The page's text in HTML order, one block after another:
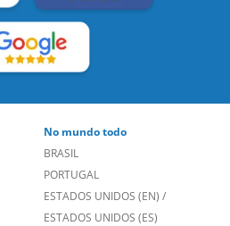
PORTUGAL
ESTADOS UNIDOS (EN)
ESTADOS UNIDOS (ES)
CANADÁ (EN)/CANADÁ (FR)
REINO UNIDO E IRLANDA